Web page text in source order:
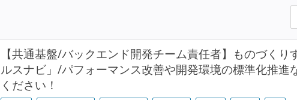
【共通基盤/バックエンド開発チーム責任者】ものづくり
ルスナビ」/パフォーマンス改善や開発環境の標準化推進
ください！